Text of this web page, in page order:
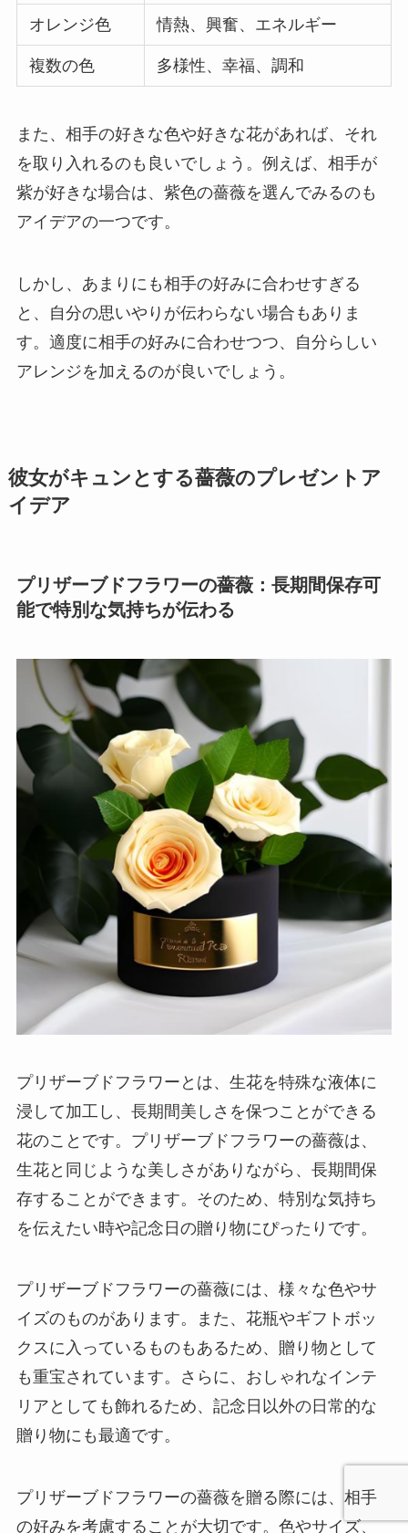
オレンジ色 情熱、興奮、エネルギー
複数の色 多様性、幸福、調和
また、相手の好きな色や好きな花があれば、それ
を取り入れるのも良いでしょう。例えば、相手が
紫が好きな場合は、紫色の薔薇を選んでみるのも
アイデアの一つです。
しかし、あまりにも相手の好みに合わせすぎる
と、自分の思いやりが伝わらない場合もありま
す。適度に相手の好みに合わせつつ、自分らしい
アレンジを加えるのが良いでしょう。
彼女がキュンとする薔薇のプレゼントア
イデア
プリザーブドフラワーの薔薇：長期間保存可
能で特別な気持ちが伝わる
プリザーブドフラワーとは、生花を特殊な液体に
浸して加工し、長期間美しさを保つことができる
花のことです。プリザーブドフラワーの薔薇は、
生花と同じような美しさがありながら、長期間保
存することができます。そのため、特別な気持ち
を伝えたい時や記念日の贈り物にぴったりです。
プリザーブドフラワーの薔薇には、様々な色やサ
イズのものがあります。また、花瓶やギフトボッ
クスに入っているものもあるため、贈り物として
も重宝されています。さらに、おしゃれなインテ
リアとしても飾れるため、記念日以外の日常的な
贈り物にも最適です。
プリザーブドフラワーの薔薇を贈る際には、相手
の好みを考慮することが大切です。色やサイズ、